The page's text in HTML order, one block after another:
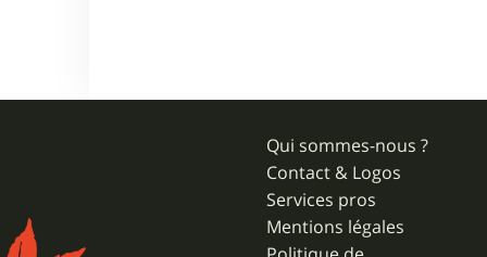
Qui sommes-nous ?
Contact & Logos
Services pros
Mentions légales